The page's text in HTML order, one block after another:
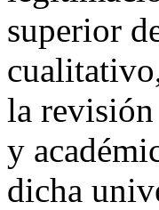
superior
la
y
dicha